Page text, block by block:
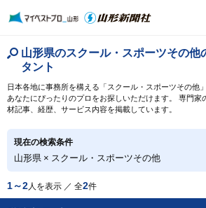
山形県のスクール・スポーツその他
タント
日本各地に事務所を構える「スクール・スポーツその他
あなたにぴったりのプロをお探しいただけます。 専門家
材記事、経歴、サービス内容を掲載しています。
現在の検索条件
山形県 × スクール・スポーツその他
1～2人を表示 ／ 全2件